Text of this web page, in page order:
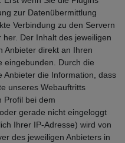
zur Datenübermittlung
Verbindung zu den Servern
Der Inhalt des jeweiligen
Anbieter direkt an Ihren
eingebunden. Durch die
Anbieter die Information, dass
unseres Webauftritts
Profil bei dem
gerade nicht eingeloggt
Ihrer IP-Adresse) wird von
des jeweiligen Anbieters in